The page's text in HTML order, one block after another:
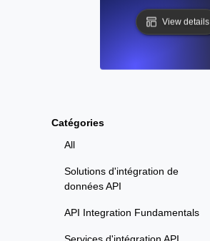
Catégories
All
Solutions d'intégration de
données API
API Integration Fundamentals
View details